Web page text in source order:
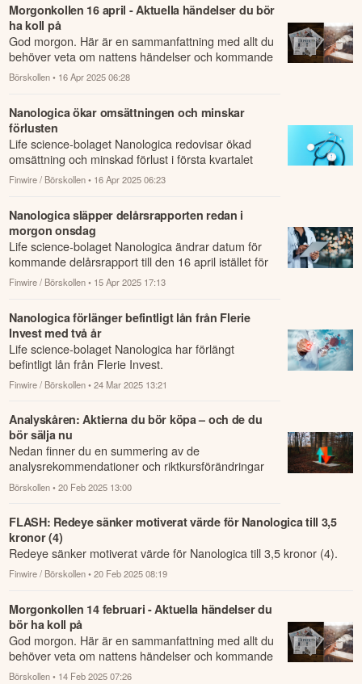
Morgonkollen 16 april - Aktuella händelser du bör
ha koll på
God morgon. Här är en sammanfattning med allt du
behöver veta om nattens händelser och kommande
dagens viktigaste händelser på börsen.
Börskollen • 16 Apr 2025 06:28
Nanologica ökar omsättningen och minskar
förlusten
Life science-bolaget Nanologica redovisar ökad
omsättning och minskad förlust i första kvartalet
2025 jämfört med samma kvartal i fjol.
Finwire / Börskollen • 16 Apr 2025 06:23
Nanologica släpper delårsrapporten redan i
morgon onsdag
Life science-bolaget Nanologica ändrar datum för
kommande delårsrapport till den 16 april istället för
17 april.
Finwire / Börskollen • 15 Apr 2025 17:13
Nanologica förlänger befintligt lån från Flerie
Invest med två år
Life science-bolaget Nanologica har förlängt
befintligt lån från Flerie Invest.
Finwire / Börskollen • 24 Mar 2025 13:21
Analyskåren: Aktierna du bör köpa – och de du
bör sälja nu
Nedan finner du en summering av de
analysrekommendationer och riktkursförändringar
som har rapporterats om idag den 20 februari.
Börskollen • 20 Feb 2025 13:00
FLASH: Redeye sänker motiverat värde för Nanologica till 3,5
kronor (4)
Redeye sänker motiverat värde för Nanologica till 3,5 kronor (4).
Finwire / Börskollen • 20 Feb 2025 08:19
Morgonkollen 14 februari - Aktuella händelser du
bör ha koll på
God morgon. Här är en sammanfattning med allt du
behöver veta om nattens händelser och kommande
dagens viktigaste händelser på börsen.
Börskollen • 14 Feb 2025 07:26